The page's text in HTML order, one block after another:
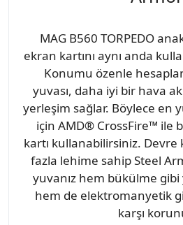
MAG B560 TORPEDO
ekran kartını aynı anda
Konumu özenle
yuvası, daha iyi bir hava
yerleşim sağlar. Böylece en
için AMD® CrossFire™ ile
kartı kullanabilirsiniz. Devre
fazla lehime sahip Steel
yuvanız hem bükülme gibi
hem de elektromanyetik
karşı